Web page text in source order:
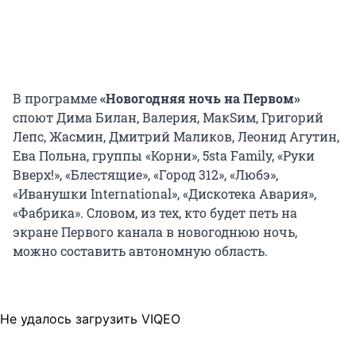
В программе«Новогодняя ночь на Первом»
споют Дима Билан, Валерия, МакSим, Григорий
Лепс, Жасмин, Дмитрий Маликов, Леонид Агутин,
Ева Польна, группы «Корни», 5sta Family, «Руки
Вверх!», «Блестящие», «Город 312», «Любэ»,
«Иванушки International», «Дискотека Авария»,
«Фабрика». Словом, из тех, кто будет петь на
экране Первого канала в новогоднюю ночь,
можно составить автономную область.
Не удалось загрузить VIQEO